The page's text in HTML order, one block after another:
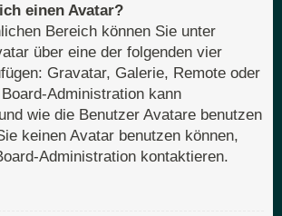
einen Avatar?
Bereich können Sie unter
über eine der folgenden vier
Gravatar, Galerie, Remote oder
Administration kann
wie die Benutzer Avatare benutzen
keinen Avatar benutzen können,
Administration kontaktieren.